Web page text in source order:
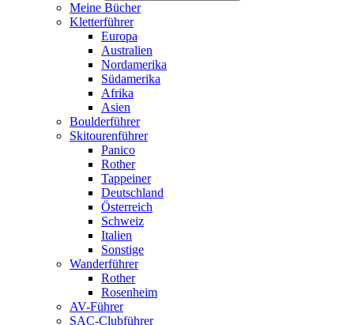
Meine Bücher
Kletterführer
Europa
Australien
Nordamerika
Südamerika
Afrika
Asien
Boulderführer
Skitourenführer
Panico
Rother
Tappeiner
Deutschland
Österreich
Schweiz
Italien
Sonstige
Wanderführer
Rother
Rosenheim
AV-Führer
SAC-Clubführer